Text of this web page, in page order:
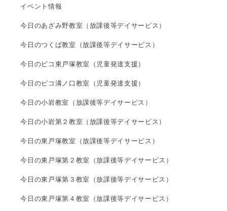
イベント情報
今日のあざみ野教室（放課後等デイサービス）
今日のつくば教室（放課後等デイサービス）
今日のピコ東戸塚教室（児童発達支援）
今日のピコ溝ノ口教室（児童発達支援）
今日の小岩教室（放課後等デイサービス）
今日の小岩第２教室（放課後等デイサービス）
今日の東戸塚教室（放課後等デイサービス）
今日の東戸塚第２教室（放課後等デイサービス）
今日の東戸塚第３教室（放課後等デイサービス）
今日の東戸塚第４教室（放課後等デイサービス）